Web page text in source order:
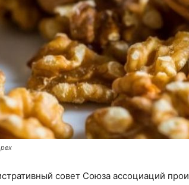
совет Союза ассоциаций